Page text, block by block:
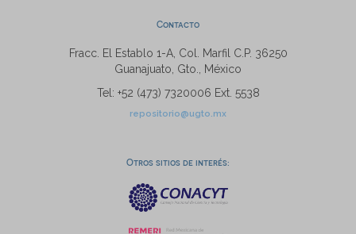
Contacto
Fracc. El Establo 1-A, Col. Marfil C.P. 36250
Guanajuato, Gto., México
Tel: +52 (473) 7320006 Ext. 5538
repositorio@ugto.mx
Otros sitios de interés: